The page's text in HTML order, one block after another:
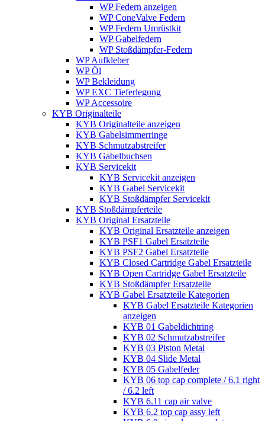
WP Federn anzeigen
WP ConeValve Federn
WP Federn Umrüstkit
WP Gabelfedern
WP Stoßdämpfer-Federn
WP Aufkleber
WP Öl
WP Bekleidung
WP EXC Tieferlegung
WP Accessoire
KYB Originalteile
KYB Originalteile anzeigen
KYB Gabelsimmerringe
KYB Schmutzabstreifer
KYB Gabelbuchsen
KYB Servicekit
KYB Servicekit anzeigen
KYB Gabel Servicekit
KYB Stoßdämpfer Servicekit
KYB Stoßdämpferteile
KYB Original Ersatzteile
KYB Original Ersatzteile anzeigen
KYB PSF1 Gabel Ersatzteile
KYB PSF2 Gabel Ersatzteile
KYB Closed Cartridge Gabel Ersatzteile
KYB Open Cartridge Gabel Ersatzteile
KYB Stoßdämpfer Ersatzteile
KYB Gabel Ersatzteile Kategorien
KYB Gabel Ersatzteile Kategorien
anzeigen
KYB 01 Gabeldichtring
KYB 02 Schmutzabstreifer
KYB 03 Piston Metal
KYB 04 Slide Metal
KYB 05 Gabelfeder
KYB 06 top cap complete / 6.1 right
/ 6.2 left
KYB 6.11 cap air valve
KYB 6.2 top cap assy left